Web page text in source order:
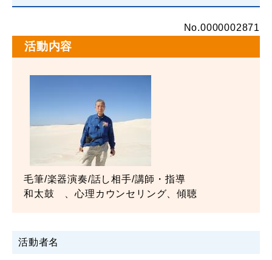
No.0000002871
活動内容
毛筆/楽器演奏/話し相手/講師・指導
和太鼓 、心理カウンセリング、傾聴
活動者名